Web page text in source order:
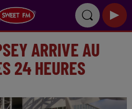
ARRIVE AU
24 HEURES